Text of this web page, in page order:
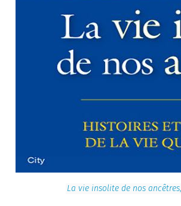
La vie insolite de nos ancêtres